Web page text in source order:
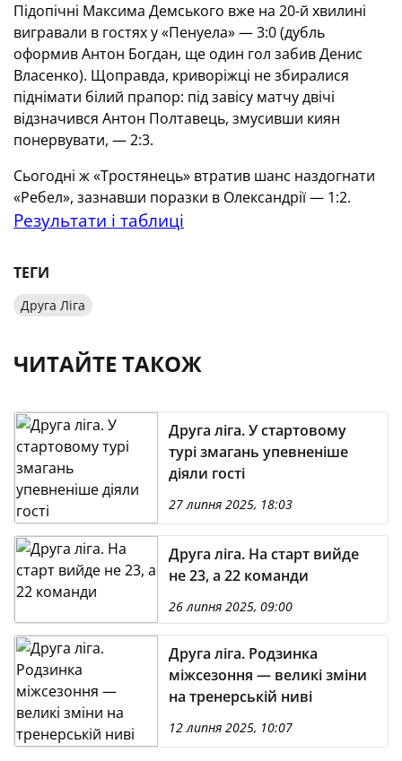
Підопічні Максима Демського вже на 20-й хвилині
вигравали в гостях у «Пенуела» — 3:0 (дубль
оформив Антон Богдан, ще один гол забив Денис
Власенко). Щоправда, криворіжці не збиралися
піднімати білий прапор: під завісу матчу двічі
відзначився Антон Полтавець, змусивши киян
понервувати, — 2:3.
Сьогодні ж «Тростянець» втратив шанс наздогнати
«Ребел», зазнавши поразки в Олександрії — 1:2.
Результати і таблиці
ТЕГИ
Друга Ліга
ЧИТАЙТЕ ТАКОЖ
Друга ліга. У стартовому
турі змагань упевненіше
діяли гості
27 липня 2025, 18:03
Друга ліга. На старт вийде
не 23, а 22 команди
26 липня 2025, 09:00
Друга ліга. Родзинка
міжсезоння — великі зміни
на тренерській ниві
12 липня 2025, 10:07